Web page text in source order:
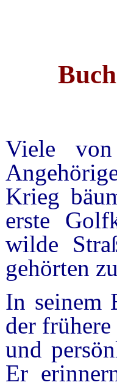
Viele
Krieg
erste
wilde
gehörten
In seinem
der frühere
und
Er